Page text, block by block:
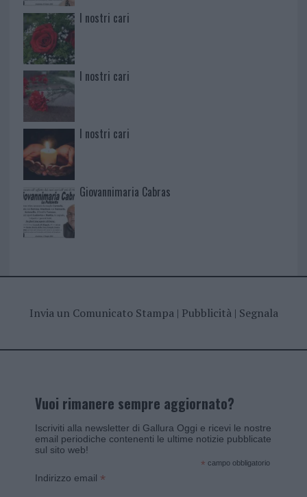
I nostri cari
I nostri cari
I nostri cari
Giovannimaria Cabras
Invia un Comunicato Stampa| Pubblicità| Segnala
Vuoi rimanere sempre aggiornato?
Iscriviti alla newsletter di Gallura Oggi e ricevi le nostre
email periodiche contenenti le ultime notizie pubblicate
sul sito web!
* campo obbligatorio
Indirizzo email *